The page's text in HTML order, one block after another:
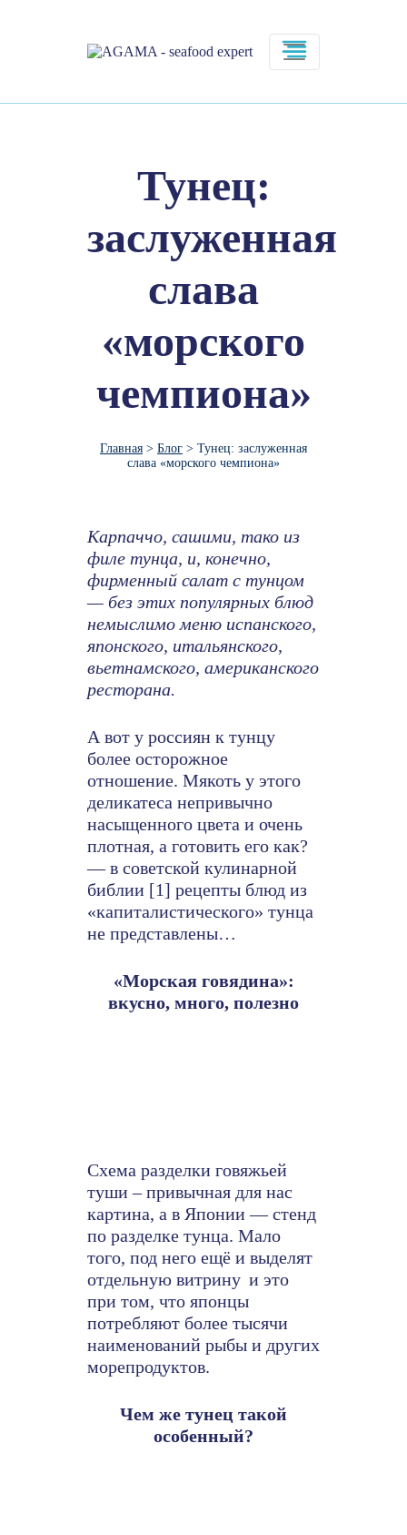
Тунец:
заслуженная
слава
«морского
чемпиона»
Главная > Блог > Тунец: заслуженная
слава «морского чемпиона»
Карпаччо, сашими, тако из
филе тунца, и, конечно,
фирменный салат с тунцом
— без этих популярных блюд
немыслимо меню испанского,
японского, итальянского,
вьетнамского, американского
ресторана.
А вот у россиян к тунцу
более осторожное
отношение. Мякоть у этого
деликатеса непривычно
насыщенного цвета и очень
плотная, а готовить его как?
— в советской кулинарной
библии [1] рецепты блюд из
«капиталистического» тунца
не представлены…
«Морская говядина»:
вкусно, много, полезно
Схема разделки говяжьей
туши – привычная для нас
картина, а в Японии — стенд
по разделке тунца. Мало
того, под него ещё и выделят
отдельную витрину и это
при том, что японцы
потребляют более тысячи
наименований рыбы и других
морепродуктов.
Чем же тунец такой
особенный?